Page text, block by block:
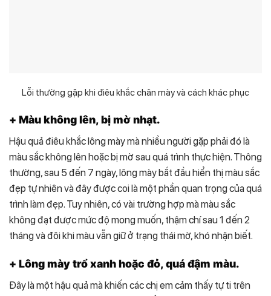
Lỗi thường gặp khi điêu khắc chân mày và cách khác phục
+ Màu không lên, bị mờ nhạt.
Hậu quả điêu khắc lông mày mà nhiều người gặp phải đó là
màu sắc không lên hoặc bị mờ sau quá trình thực hiện. Thông
thường, sau 5 đến 7 ngày, lông mày bắt đầu hiển thị màu sắc
đẹp tự nhiên và đây được coi là một phần quan trọng của quá
trình làm đẹp. Tuy nhiên, có vài trường hợp mà màu sắc
không đạt được mức độ mong muốn, thậm chí sau 1 đến 2
tháng và đôi khi màu vẫn giữ ở trạng thái mờ, khó nhận biết.
+ Lông mày trổ xanh hoặc đỏ, quá đậm màu.
Đây là một hậu quả mà khiến các chị em cảm thấy tự ti trên